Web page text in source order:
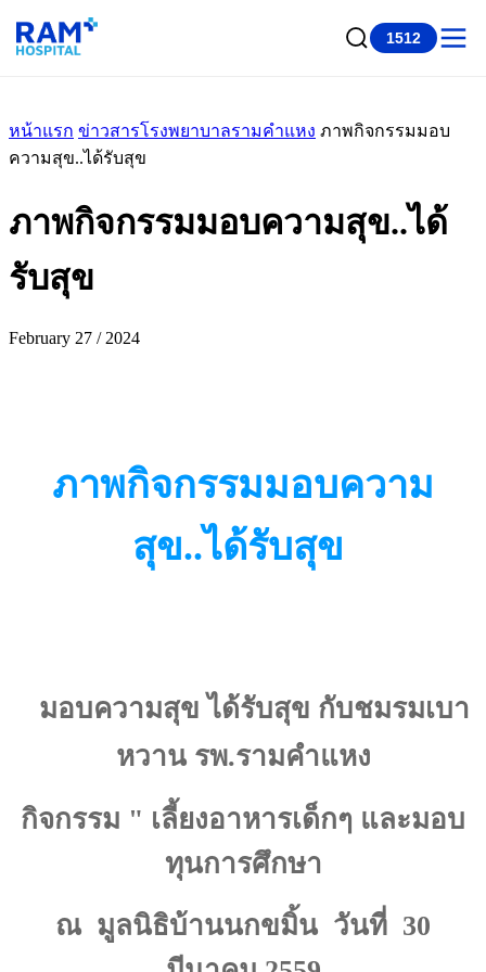
1512
หน้าแรก ข่าวสารโรงพยาบาลรามคำแหง ภาพกิจกรรมมอบ
ความสุข..ได้รับสุข
ภาพกิจกรรมมอบความสุข..ได้
รับสุข
February 27 / 2024
ภาพกิจกรรมมอบความ
สุข..ได้รับสุข
มอบความสุข ได้รับสุข กับชมรมเบา
หวาน รพ.รามคำแหง
กิจกรรม " เลี้ยงอาหารเด็กๆ และมอบ
ทุนการศึกษา
ณ มูลนิธิบ้านนกขมิ้น วันที่ 30